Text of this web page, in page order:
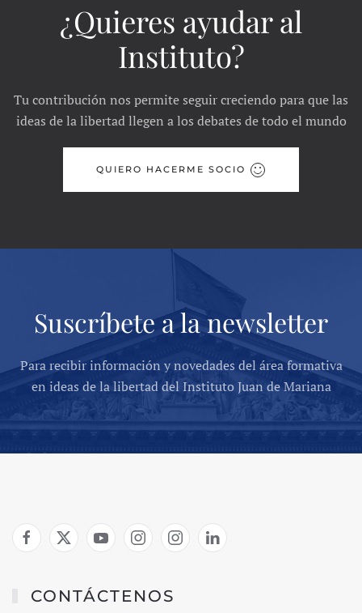
¿Quieres ayudar al
Instituto?
Tu contribución nos permite seguir creciendo para que las
ideas de la libertad llegen a los debates de todo el mundo
QUIERO HACERME SOCIO
Suscríbete a la newsletter
Para recibir información y novedades del área formativa
en ideas de la libertad del Instituto Juan de Mariana
CONTÁCTENOS